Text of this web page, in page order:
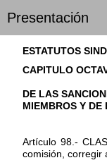
Presentación
ESTATUTOS
CAPITULO
DE LAS
MIEMBROS Y DE
Artículo 98.-
comisión, corregir